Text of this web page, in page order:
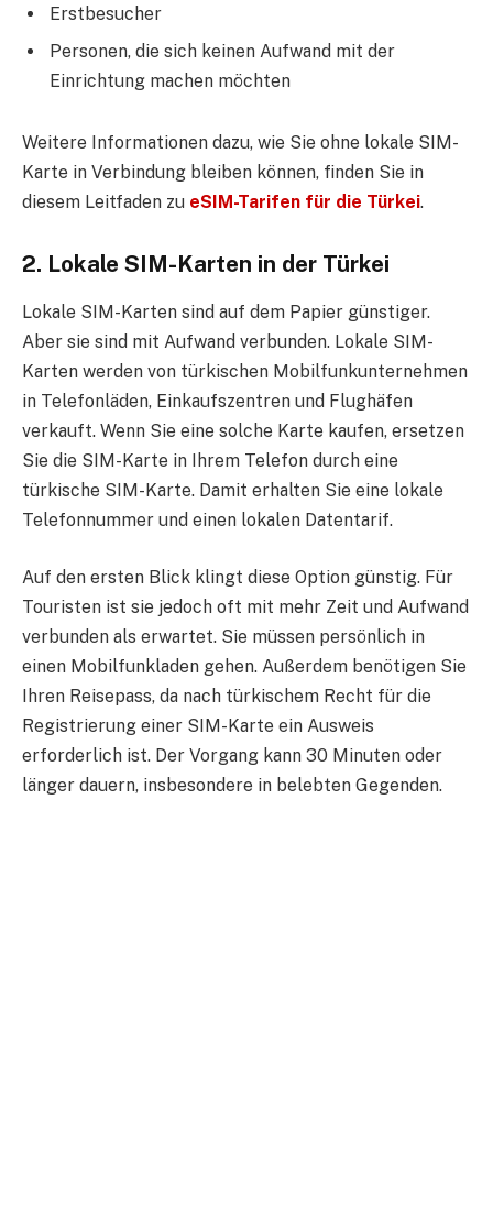
Erstbesucher
Personen, die sich keinen Aufwand mit der
Einrichtung machen möchten
Weitere Informationen dazu, wie Sie ohne lokale SIM-
Karte in Verbindung bleiben können, finden Sie in
diesem Leitfaden zu eSIM-Tarifen für die Türkei.
2. Lokale SIM-Karten in der Türkei
Lokale SIM-Karten sind auf dem Papier günstiger.
Aber sie sind mit Aufwand verbunden. Lokale SIM-
Karten werden von türkischen Mobilfunkunternehmen
in Telefonläden, Einkaufszentren und Flughäfen
verkauft. Wenn Sie eine solche Karte kaufen, ersetzen
Sie die SIM-Karte in Ihrem Telefon durch eine
türkische SIM-Karte. Damit erhalten Sie eine lokale
Telefonnummer und einen lokalen Datentarif.
Auf den ersten Blick klingt diese Option günstig. Für
Touristen ist sie jedoch oft mit mehr Zeit und Aufwand
verbunden als erwartet. Sie müssen persönlich in
einen Mobilfunkladen gehen. Außerdem benötigen Sie
Ihren Reisepass, da nach türkischem Recht für die
Registrierung einer SIM-Karte ein Ausweis
erforderlich ist. Der Vorgang kann 30 Minuten oder
länger dauern, insbesondere in belebten Gegenden.